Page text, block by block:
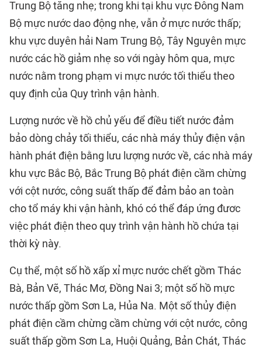
Trung Bộ tăng nhẹ; trong khi tại khu vực Đông Nam
Bộ mực nước dao động nhẹ, vẫn ở mực nước thấp;
khu vực duyên hải Nam Trung Bộ, Tây Nguyên mực
nước các hồ giảm nhẹ so với ngày hôm qua, mực
nước nằm trong phạm vi mực nước tối thiểu theo
quy định của Quy trình vận hành.
Lượng nước về hồ chủ yếu để điều tiết nước đảm
bảo dòng chảy tối thiểu, các nhà máy thủy điện vận
hành phát điện bằng lưu lượng nước về, các nhà máy
khu vực Bắc Bộ, Bắc Trung Bộ phát điện cầm chừng
với cột nước, công suất thấp để đảm bảo an toàn
cho tổ máy khi vận hành, khó có thể đáp ứng đươc
việc phát điện theo quy trình vận hành hồ chứa tại
thời kỳ này.
Cụ thể, một số hồ xấp xỉ mực nước chết gồm Thác
Bà, Bản Vẽ, Thác Mơ, Đồng Nai 3; một số hồ mực
nước thấp gồm Sơn La, Hủa Na. Một số thủy điện
phát điện cầm chừng cầm chừng với cột nước, công
suất thấp gồm Sơn La, Huội Quảng, Bản Chát, Thác